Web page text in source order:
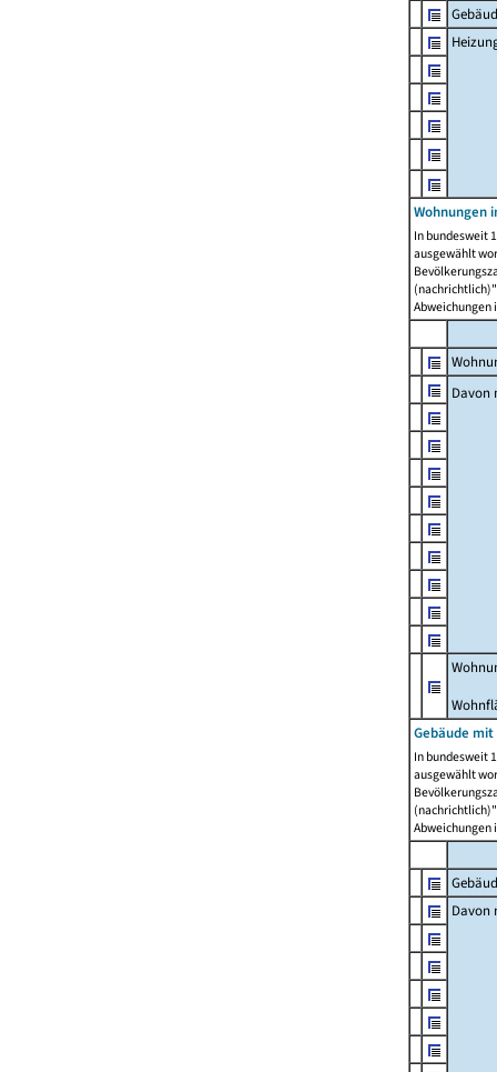
Wohnungen
In bundesweit
ausgewählt
Abweichungen
Davon
Gebäude
In bundesweit
ausgewählt
Abweichungen
Davon